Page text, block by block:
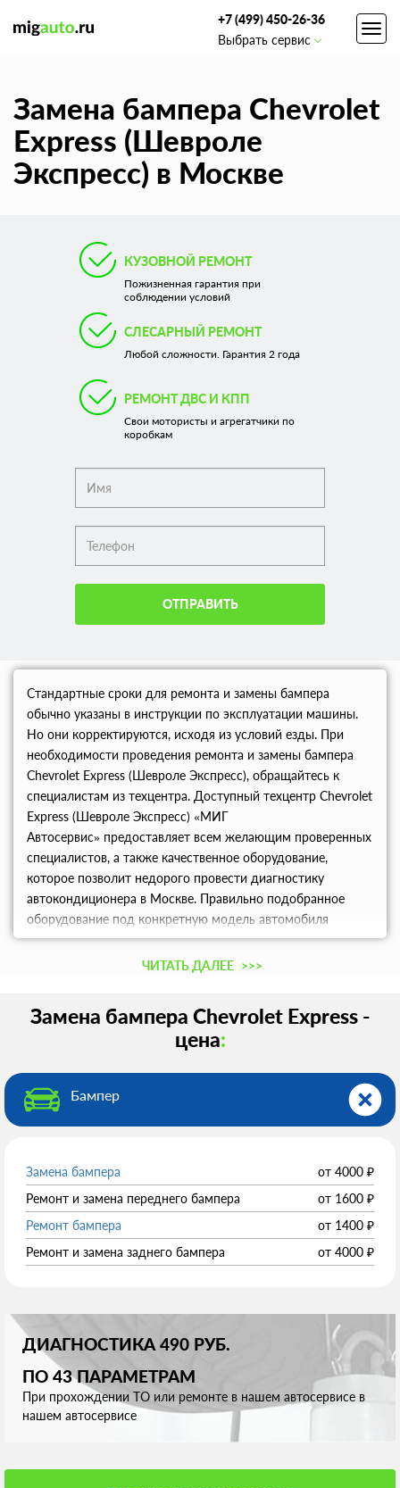
+7 (499) 450-26-36
Выбрать сервис
Замена бампера Chevrolet
Express (Шевроле
Экспресс) в Москве
КУЗОВНОЙ РЕМОНТ
Пожизненная гарантия при
соблюдении условий
СЛЕСАРНЫЙ РЕМОНТ
Любой сложности. Гарантия 2 года
РЕМОНТ ДВС И КПП
Свои мотористы и агрегатчики по
коробкам
ОТПРАВИТЬ
Стандартные сроки для ремонта и замены бампера
обычно указаны в инструкции по эксплуатации машины.
Но они корректируются, исходя из условий езды. При
необходимости проведения ремонта и замены бампера
Chevrolet Express (Шевроле Экспресс), обращайтесь к
специалистам из техцентра. Доступный техцентр Chevrolet
Express (Шевроле Экспресс) «МИГ
Автосервис» предоставляет всем желающим проверенных
специалистов, а также качественное оборудование,
которое позволит недорого провести диагностику
автокондиционера в Москве. Правильно подобранное
оборудование под конкретную модель автомобиля
решает эффективно провести профессиональный ремонт
и замену бампера автомобиля.
ЧИТАТЬ ДАЛЕЕ >>>
Замена бампера Chevrolet Express -
цена:
Бампер
Замена бампера от 4000 ₽
Ремонт и замена переднего бампера
от 1600 ₽
Ремонт бампера
от 1400 ₽
Ремонт и замена заднего бампера
от 4000 ₽
ДИАГНОСТИКА 490 РУБ.
ПО 43 ПАРАМЕТРАМ
При прохождении ТО или ремонте в нашем автосервисе в
нашем автосервисе